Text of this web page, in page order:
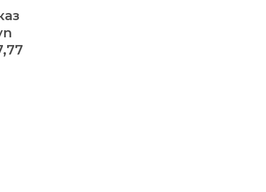
французский кантри и
для спальни с
рамой.
с другими предметами